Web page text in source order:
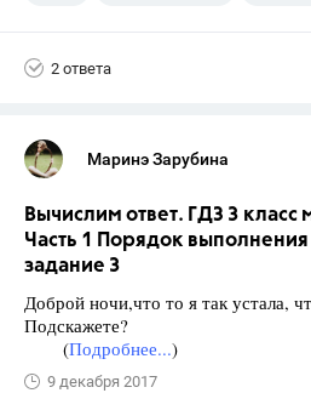
2 ответа
Маринэ Зарубина
Вычислим ответ. ГДЗ 3
Часть 1 Порядок выполнения
задание 3
Доброй ночи,что то я так устала,
Подскажете?
(Подробнее...)
9 декабря 2017